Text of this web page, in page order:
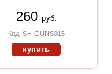
260 руб.
Код: SH-OUNS015
купить